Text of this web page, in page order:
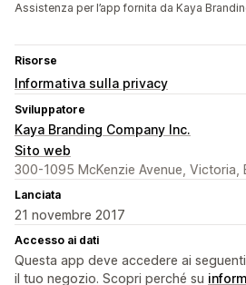
Assistenza per l’app fornita da Kaya
Risorse
Informativa sulla privacy
Sviluppatore
Kaya Branding Company Inc.
Sito web
300-1095 McKenzie Avenue, Victoria,
Lanciata
21 novembre 2017
Accesso ai dati
Questa app deve accedere ai
il tuo negozio. Scopri perché su